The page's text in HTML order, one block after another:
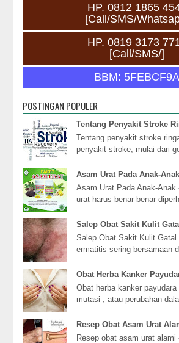
HP. 0812 1865
[Call/SMS/
HP. 0819 3173
[Call/SMS/]
BBM: 5FEBCF9A
POSTINGAN POPULER
Tentang Penyakit Stroke
Tentang penyakit stroke
penyakit stroke, mulai dari
s...
Asam Urat Pada Anak-Anak
Asam Urat Pada Anak-Anak
urat harus benar-benar
Hal itu ...
Salep Obat Sakit Kulit
Salep Obat Sakit Kulit
ermatitis sering bersamaan
su...
Obat Herba Kanker
Obat herba kanker
mutasi , atau perubahan
perubahan gen...
Resep Obat Asam Urat
Resep obat asam urat